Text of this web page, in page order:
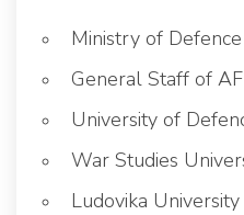
Ministry of
General Staff of
University of
War Studies
Ludovika